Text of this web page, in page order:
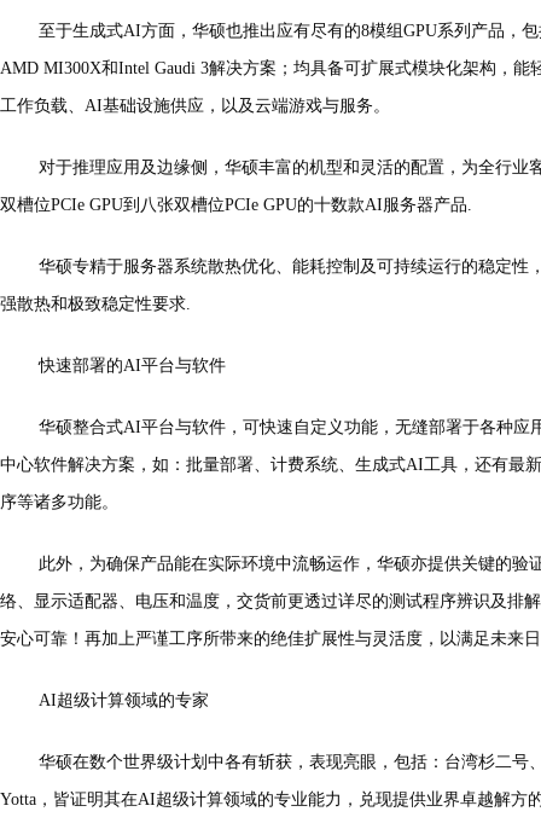
至于生成式AI方面，华硕也推出应有尽有的8模组GPU系列产品，
AMD MI300X和Intel Gaudi 3解决方案；均具备可扩展式模块化架构，能
工作负载、AI基础设施供应，以及云端游戏与服务。
对于推理应用及边缘侧，华硕丰富的机型和灵活的配置，为全行业
双槽位PCIe GPU到八张双槽位PCIe GPU的十数款AI服务器产品.
华硕专精于服务器系统散热优化、能耗控制及可持续运行的稳定性
强散热和极致稳定性要求.
快速部署的AI平台与软件
华硕整合式AI平台与软件，可快速自定义功能，无缝部署于各种应
中心软件解决方案，如：批量部署、计费系统、生成式AI工具，还有最
序等诸多功能。
此外，为确保产品能在实际环境中流畅运作，华硕亦提供关键的验
络、显示适配器、电压和温度，交货前更透过详尽的测试程序辨识及排
安心可靠！再加上严谨工序所带来的绝佳扩展性与灵活度，以满足未来
AI超级计算领域的专家
华硕在数个世界级计划中各有斩获，表现亮眼，包括：台湾杉二号
Yotta，皆证明其在AI超级计算领域的专业能力，兑现提供业界卓越解方